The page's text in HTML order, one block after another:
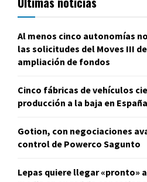
Al menos cinco autonomías
las solicitudes del Moves III de
ampliación de fondos
Cinco fábricas de vehículos
producción a la baja en España
Gotion, con negociaciones
control de Powerco Sagunto
Lepas quiere llegar «pronto»